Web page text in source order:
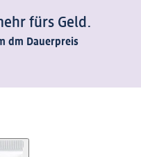
fürs Geld.
dm Dauerpreis